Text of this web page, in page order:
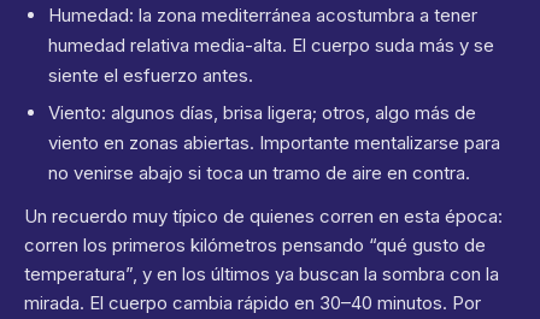
Humedad: la zona mediterránea acostumbra a tener
humedad relativa media-alta. El cuerpo suda más y se
siente el esfuerzo antes.
Viento: algunos días, brisa ligera; otros, algo más de
viento en zonas abiertas. Importante mentalizarse para
no venirse abajo si toca un tramo de aire en contra.
Un recuerdo muy típico de quienes corren en esta época:
corren los primeros kilómetros pensando “qué gusto de
temperatura”, y en los últimos ya buscan la sombra con la
mirada. El cuerpo cambia rápido en 30–40 minutos. Por